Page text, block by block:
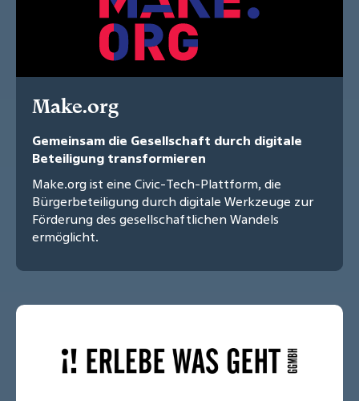
Make.org
Gemeinsam die Gesellschaft durch digitale
Beteiligung transformieren
Make.org ist eine Civic-Tech-Plattform, die
Bürgerbeteiligung durch digitale Werkzeuge zur
Förderung des gesellschaftlichen Wandels
ermöglicht.